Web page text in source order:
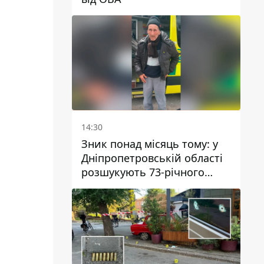
14:30
Зник понад місяць тому: у
Дніпропетровській області
розшукують 73-річного
чоловіка